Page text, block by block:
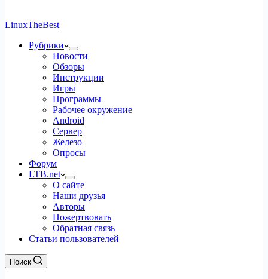
LinuxTheBest
Рубрики
Новости
Обзоры
Инструкции
Игры
Программы
Рабочее окружение
Android
Сервер
Железо
Опросы
Форум
LTB.net
О сайте
Наши друзья
Авторы
Пожертвовать
Обратная связь
Статьи пользователей
Поиск